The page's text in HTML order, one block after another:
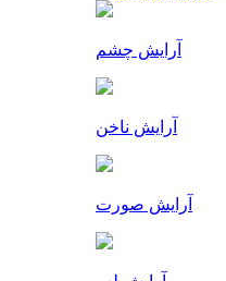
آرایش چشم
آرایش ناخن
آرایش صورت